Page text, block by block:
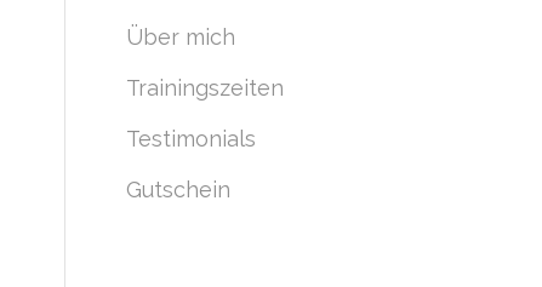
Über mich
Trainingszeiten
Testimonials
Gutschein